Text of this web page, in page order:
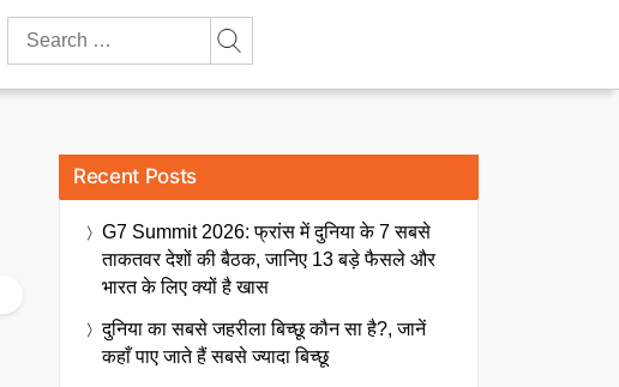
Search
Recent Posts
G7 Summit 2026: फ्रांस में दुनिया के 7 सबसे
ताकतवर देशों की बैठक, जानिए 13 बड़े फैसले और
भारत के लिए क्यों है खास
दुनिया का सबसे जहरीला बिच्छू कौन सा है?, जानें
कहाँ पाए जाते हैं सबसे ज्यादा बिच्छू